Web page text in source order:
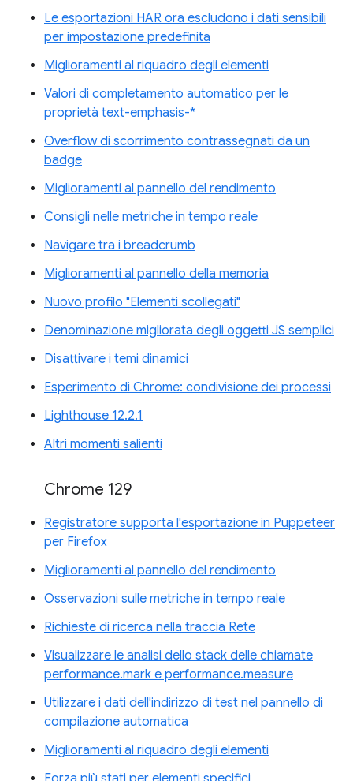
Le esportazioni HAR ora escludono i dati sensibili
per impostazione predefinita
Miglioramenti al riquadro degli elementi
Valori di completamento automatico per le
proprietà text-emphasis-*
Overflow di scorrimento contrassegnati da un
badge
Miglioramenti al pannello del rendimento
Consigli nelle metriche in tempo reale
Navigare tra i breadcrumb
Miglioramenti al pannello della memoria
Nuovo profilo "Elementi scollegati"
Denominazione migliorata degli oggetti JS semplici
Disattivare i temi dinamici
Esperimento di Chrome: condivisione dei processi
Lighthouse 12.2.1
Altri momenti salienti
Chrome 129
Registratore supporta l'esportazione in Puppeteer
per Firefox
Miglioramenti al pannello del rendimento
Osservazioni sulle metriche in tempo reale
Richieste di ricerca nella traccia Rete
Visualizzare le analisi dello stack delle chiamate
performance.mark e performance.measure
Utilizzare i dati dell'indirizzo di test nel pannello di
compilazione automatica
Miglioramenti al riquadro degli elementi